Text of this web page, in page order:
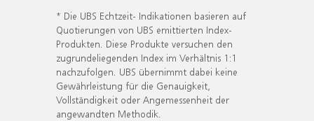
* Die UBS Echtzeit- Indikationen basieren auf
Quotierungen von UBS emittierten Index-
Produkten. Diese Produkte versuchen den
zugrundeliegenden Index im Verhältnis 1:1
nachzufolgen. UBS übernimmt dabei keine
Gewährleistung für die Genauigkeit,
Vollständigkeit oder Angemessenheit der
angewandten Methodik.